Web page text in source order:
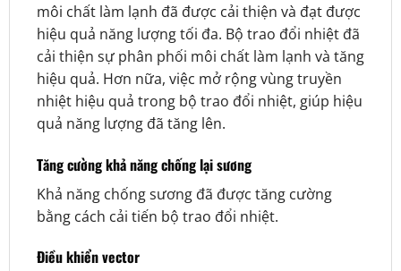
môi chất làm lạnh đã được cải thiện và đạt được
hiệu quả năng lượng tối đa. Bộ trao đổi nhiệt đã
cải thiện sự phân phối môi chất làm lạnh và tăng
hiệu quả. Hơn nữa, việc mở rộng vùng truyền
nhiệt hiệu quả trong bộ trao đổi nhiệt, giúp hiệu
quả năng lượng đã tăng lên.
Tăng cường khả năng chống lại sương
Khả năng chống sương đã được tăng cường
bằng cách cải tiến bộ trao đổi nhiệt.
Điều khiển vector